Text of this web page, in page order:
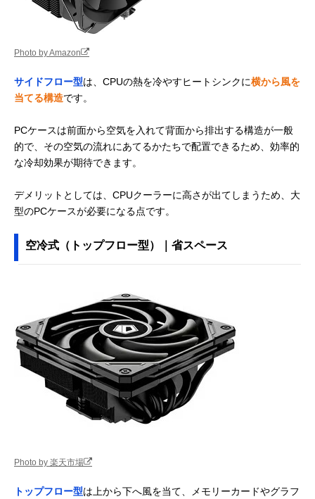
Photo by Amazon
サイドフロー型は、CPUの熱を冷やすヒートシンクに横から風を
当てる構造です。
PCケースは前面から空気を入れて背面から排出する構造が一般
的で、その空気の流れにあてるかたちで配置できるため、効率的
な冷却効果が期待できます。
デメリットとしては、CPUクーラーに高さが出てしまうため、大
型のPCケースが必要になる点です。
空冷式（トップフロー型）｜省スペース
Photo by 楽天市場
トップフロー型は上から下へ風を当て、メモリーカードやグラフ